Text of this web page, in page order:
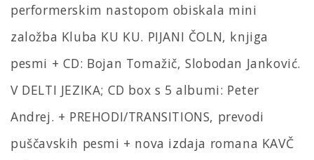
performerskim nastopom obiskala mini
založba Kluba KU KU. PIJANI ČOLN, knjiga
pesmi + CD: Bojan Tomažič, Slobodan Janković.
V DELTI JEZIKA; CD box s 5 albumi: Peter
Andrej. + PREHODI/TRANSITIONS, prevodi
puščavskih pesmi + nova izdaja romana KAVČ